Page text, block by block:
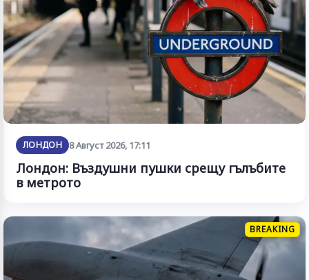
ЛОНДОН 8 Август 2026, 17:11
Лондон: Въздушни пушки срещу гълъбите
в метрото
BREAKING